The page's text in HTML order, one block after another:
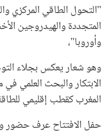
"التحول الطاقي المركزي
المتجددة والهيدروجين
وأوروبا"،
وهو شعار يعكس بجلاء
الابتكار والبحث العلمي
المغرب كقطب إقليمي
حفل الافتتاح عرف